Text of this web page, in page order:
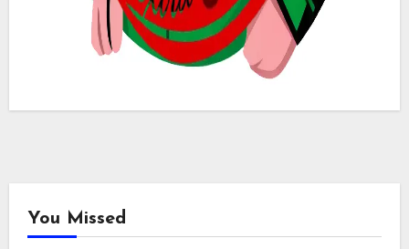
You Missed